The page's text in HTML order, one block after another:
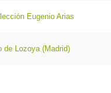
Eugenio Arias
de Lozoya (Madrid)